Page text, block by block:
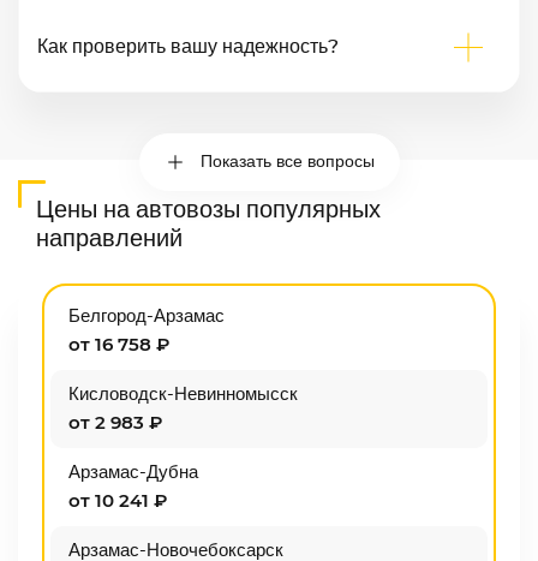
Как проверить вашу надежность?
Показать все вопросы
Цены на автовозы популярных
направлений
Белгород-Арзамас
от 16 758 ₽
Кисловодск-Невинномысск
от 2 983 ₽
Арзамас-Дубна
от 10 241 ₽
Арзамас-Новочебоксарск